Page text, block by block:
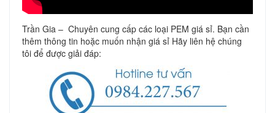
Trần Gia – Chuyên cung cấp các loại PEM giá sỉ. Bạn cần
thêm thông tin hoặc muốn nhận giá sỉ Hãy liên hệ chúng
tôi để được giải đáp: